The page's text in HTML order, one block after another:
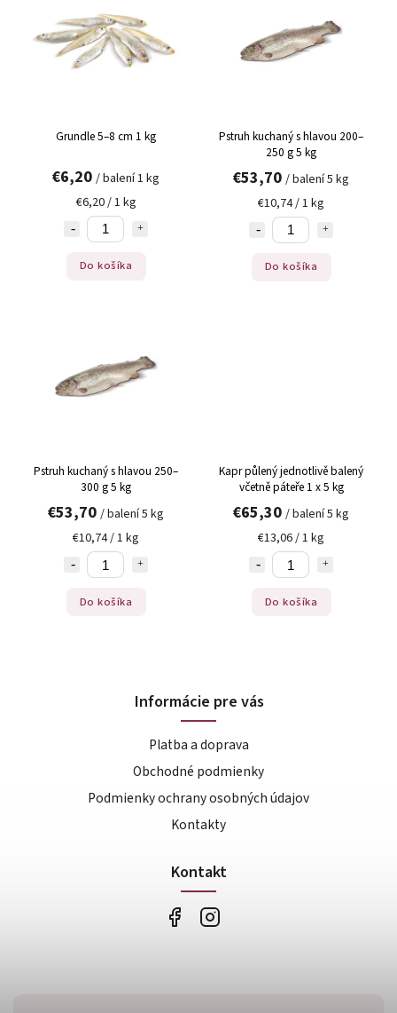
Grundle 5–8 cm 1 kg
€6,20 / balení 1 kg
€6,20 / 1 kg
Do košíka
Pstruh kuchaný s hlavou 200–
250 g 5 kg
€53,70 / balení 5 kg
€10,74 / 1 kg
Do košíka
Pstruh kuchaný s hlavou 250–
300 g 5 kg
€53,70 / balení 5 kg
€10,74 / 1 kg
Do košíka
Kapr půlený jednotlivě balený
včetně páteře 1 x 5 kg
€65,30 / balení 5 kg
€13,06 / 1 kg
Do košíka
Informácie pre vás
Platba a doprava
Obchodné podmienky
Podmienky ochrany osobných údajov
Kontakty
Kontakt